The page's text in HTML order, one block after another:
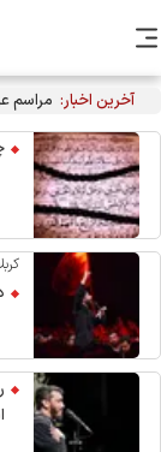
آخرین اخبار: مراسم
رهبر
چله